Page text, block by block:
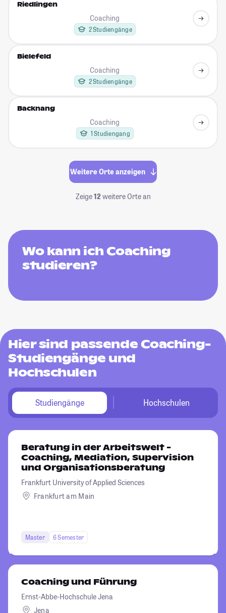
Riedlingen
Coaching
2 Studiengänge
Bielefeld
Coaching
2 Studiengänge
Backnang
Coaching
1 Studiengang
Weitere Orte anzeigen
Zeige12weitere Orte an
Wo kann ich Coaching
studieren?
Hier sind passende Coaching-
Studiengänge und
Hochschulen
Studiengänge Hochschulen
Beratung in der Arbeitswelt -
Coaching, Mediation, Supervision
und Organisationsberatung
Frankfurt University of Applied Sciences
Frankfurt am Main
Master 6 Semester
Coaching und Führung
Ernst-Abbe-Hochschule Jena
Jena